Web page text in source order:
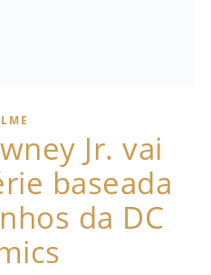
Jr. vai
baseada
da DC